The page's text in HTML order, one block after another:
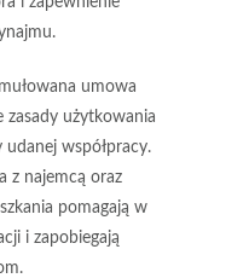
umowa
zasady użytkowania
współpracy.
z najemcą oraz
pomagają w
i zapobiegają